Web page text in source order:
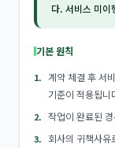
다. 서비스 미이
기본 원칙
계약 체결 후 서
기준이 적용됩니
작업이 완료된
회사의 귀책사유